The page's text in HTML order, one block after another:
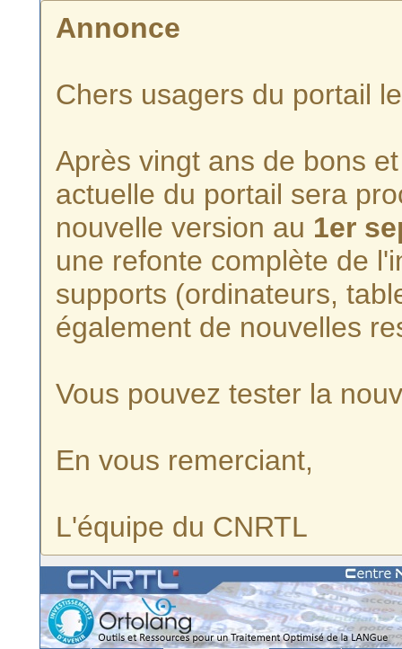
Annonce
Chers usagers du portail
Après vingt ans de bons
actuelle du portail sera
nouvelle version au 1er
une refonte complète de
supports (ordinateurs,
également de nouvelles
Vous pouvez tester la
En vous remerciant,
L'équipe du CNRTL